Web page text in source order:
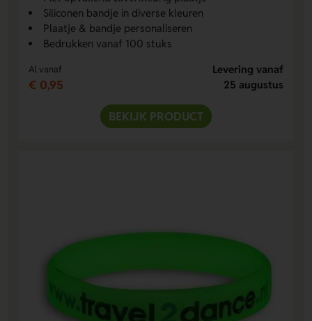
Siliconen bandje in diverse kleuren
Plaatje & bandje personaliseren
Bedrukken vanaf 100 stuks
Al vanaf
€ 0,95
Levering vanaf
25 augustus
BEKIJK PRODUCT